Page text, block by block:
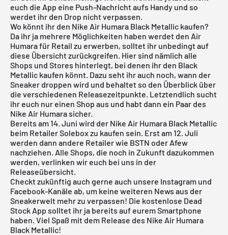
euch die App eine Push-Nachricht aufs Handy und so
werdet ihr den Drop nicht verpassen.
Wo könnt ihr den Nike Air Humara Black Metallic kaufen?
Da ihr ja mehrere Möglichkeiten haben werdet den Air
Humara für Retail zu erwerben, solltet ihr unbedingt auf
diese Übersicht zurückgreifen. Hier sind nämlich alle
Shops und Stores hinterlegt, bei denen ihr den Black
Metallic kaufen könnt. Dazu seht ihr auch noch, wann der
Sneaker droppen wird und behaltet so den Überblick über
die verschiedenen Releasezeitpunkte. Letztendlich sucht
ihr euch nur einen Shop aus und habt dann ein Paar des
Nike Air Humara sicher.
Bereits am 14. Juni wird der Nike Air Humara Black Metallic
beim Retailer Solebox zu kaufen sein. Erst am 12. Juli
werden dann andere Retailer wie BSTN oder Afew
nachziehen. Alle Shops, die noch in Zukunft dazukommen
werden, verlinken wir euch bei uns in der
Releaseübersicht.
Checkt zukünftig auch gerne auch unsere Instagram und
Facebook-Kanäle ab, um keine weiteren News aus der
Sneakerwelt mehr zu verpassen! Die kostenlose Dead
Stock App solltet ihr ja bereits auf eurem Smartphone
haben. Viel Spaß mit dem Release des Nike Air Humara
Black Metallic!